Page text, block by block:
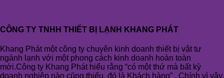
CÔNG TY TNHH THIẾT BỊ LẠNH KHANG PHÁT
Khang Phát một công ty chuyên kinh doanh thiết bị vật tư
ngành lạnh với một phong cách kinh doanh hoàn toàn
mới.Công ty Khang Phát hiểu rằng “có một thứ mà bất kỳ
doanh nghiệp nào cũng thiếu, đó là Khách hàng” . Chính vì vậy,